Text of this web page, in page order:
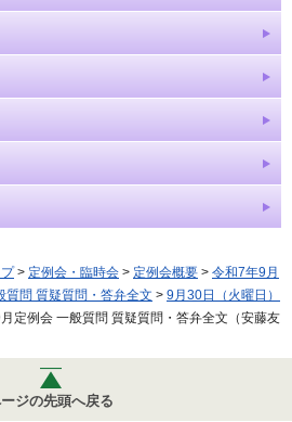
> 定例会・臨時会 > 定例会概要 > 令和7年9月
質問 質疑質問・答弁全文 > 9月30日（火曜日）
定例会 一般質問 質疑質問・答弁全文（安藤友
ジの先頭へ戻る